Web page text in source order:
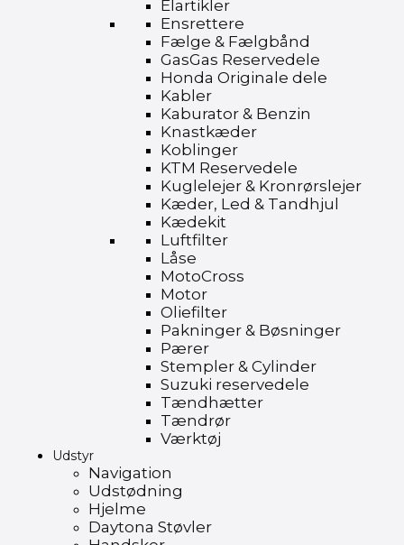
Elartikler
Ensrettere
Fælge & Fælgbånd
GasGas Reservedele
Honda Originale dele
Kabler
Kaburator & Benzin
Knastkæder
Koblinger
KTM Reservedele
Kuglelejer & Kronrørslejer
Kæder, Led & Tandhjul
Kædekit
Luftfilter
Låse
MotoCross
Motor
Oliefilter
Pakninger & Bøsninger
Pærer
Stempler & Cylinder
Suzuki reservedele
Tændhætter
Tændrør
Værktøj
Udstyr
Navigation
Udstødning
Hjelme
Daytona Støvler